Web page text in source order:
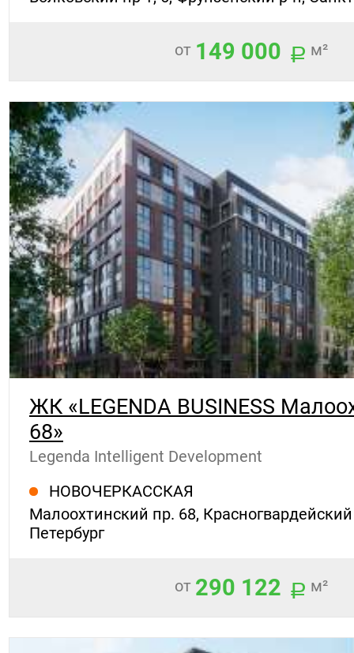
от 149 000 м²
ЖК «LEGENDA BUSINESS
68»
Legenda Intelligent Development
НОВОЧЕРКАССКАЯ
Малоохтинский пр. 68,
Петербург
от 290 122 м²